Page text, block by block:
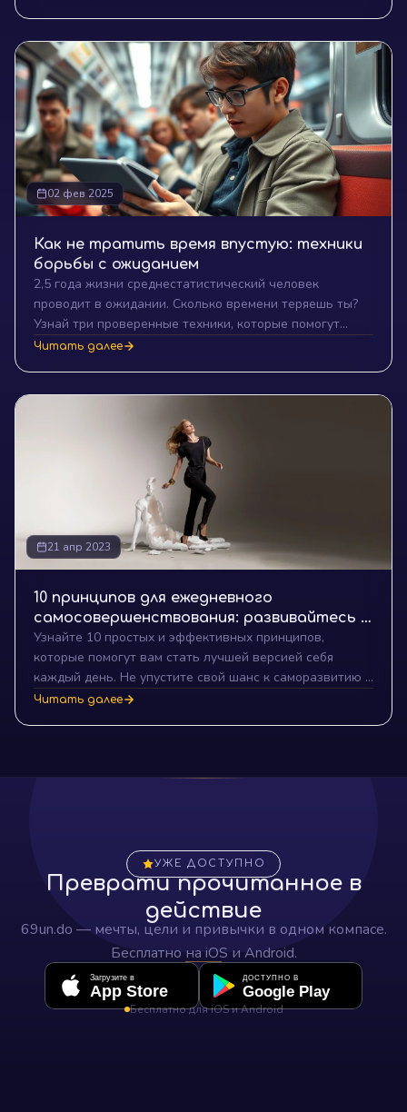
уже сегодня!
02 фев 2025
Как не тратить время впустую: техники
борьбы с ожиданием
2,5 года жизни среднестатистический человек
проводит в ожидании. Сколько времени теряешь ты?
Узнай три проверенные техники, которые помогут
превратить любое ожидание в продуктивное время, и
Читать далее
21 апр 2023
10 принципов для ежедневного
самосовершенствования: развивайтесь с
каждым днем
Узнайте 10 простых и эффективных принципов,
которые помогут вам стать лучшей версией себя
каждый день. Не упустите свой шанс к саморазвитию и
личностному росту!
Читать далее
УЖЕ ДОСТУПНО
Преврати прочитанное в
действие
69un.do — мечты, цели и привычки в одном компасе.
Бесплатно на iOS и Android.
Загрузите в
App Store
ДОСТУПНО В
Google Play
Бесплатно для iOS и Android